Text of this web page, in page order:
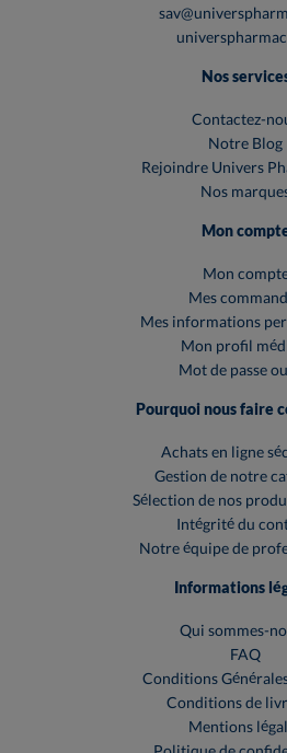
Nos
Contactez-
Notre Blog
Rejoindre Univers
Nos
Mon
Mon
Mes
Mes informations
Mon profil
Mot de passe
Pourquoi nous faire
Achats en ligne
Gestion de notre
Sélection de nos
Intégrité du
Notre équipe de
Informations
Qui sommes-
FAQ
Conditions
Conditions de
Mentions